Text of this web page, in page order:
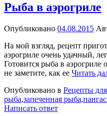
Рыба в аэрогриле
Опубликовано 04.08.2015
На мой взгляд, рецепт
аэрогриле очень удачный,
Готовится рыба в аэрогриле
не заметите, как ее Читать
Опубликовано в Рецепты
рыба,запеченная рыба,
Написать ответ